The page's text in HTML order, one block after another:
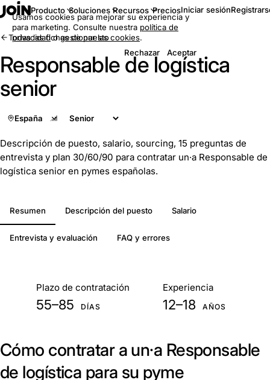
Producto Soluciones Recursos PreciosIniciar sesión
Todas las fichas de puesto
Responsable de logística
senior
España
Descripción de puesto, salario, sourcing, 15 preguntas de
entrevista y plan 30/60/90 para contratar un·a Responsable de
logística senior en pymes españolas.
Resumen Descripción del puesto Salario
Entrevista y evaluación FAQ y errores
Plazo de contratación
55–85 DÍAS
Experiencia
12–18 AÑOS
Cómo contratar a un·a Responsable
de logística para su pyme
Usamos cookies para mejorar su experiencia y
para marketing. Consulte nuestra política de
privacidadogestionar las cookies.
Rechazar
Aceptar